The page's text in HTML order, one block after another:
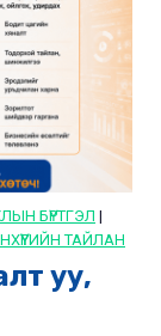
БҮРТГЭЛ |
ТАЙЛАН
уу,